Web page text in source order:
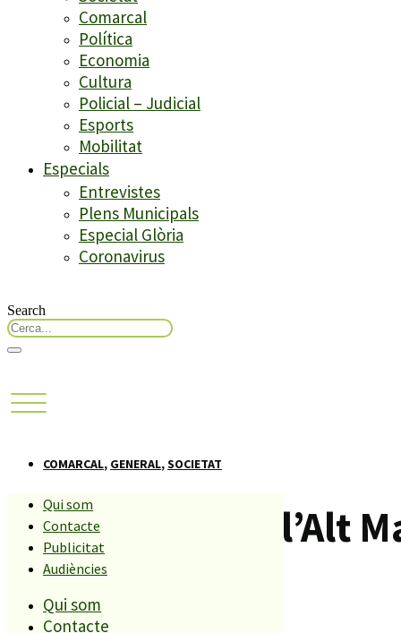
Comarcal
Política
Economia
Cultura
Policial – Judicial
Esports
Mobilitat
Especials
Entrevistes
Plens Municipals
Especial Glòria
Coronavirus
Search
Qui som
Contacte
Publicitat
Audiències
Qui som
Contacte
COMARCAL, GENERAL,SOCIETAT
4 municipis de l’Alt
canvi climàtic